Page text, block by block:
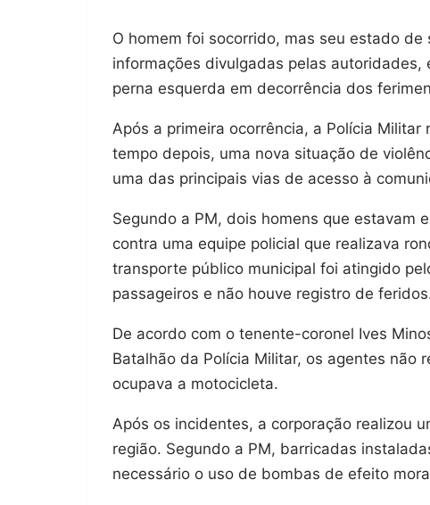
O homem foi socorrido, mas seu estado
informações divulgadas pelas
perna esquerda em decorrência dos
Após a primeira ocorrência, a Polícia
tempo depois, uma nova situação de
uma das principais vias de acesso à
Segundo a PM, dois homens que estavam
contra uma equipe policial que realizava
transporte público municipal foi atingido
passageiros e não houve registro de
De acordo com o tenente-coronel Ives
Batalhão da Polícia Militar, os agentes não
ocupava a motocicleta.
Após os incidentes, a corporação realizou
região. Segundo a PM, barricadas
necessário o uso de bombas de efeito